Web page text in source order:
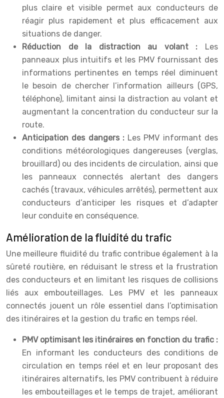
plus claire et visible permet aux conducteurs de
réagir plus rapidement et plus efficacement aux
situations de danger.
Réduction de la distraction au volant : Les
panneaux plus intuitifs et les PMV fournissant des
informations pertinentes en temps réel diminuent
le besoin de chercher l’information ailleurs (GPS,
téléphone), limitant ainsi la distraction au volant et
augmentant la concentration du conducteur sur la
route.
Anticipation des dangers : Les PMV informant des
conditions météorologiques dangereuses (verglas,
brouillard) ou des incidents de circulation, ainsi que
les panneaux connectés alertant des dangers
cachés (travaux, véhicules arrêtés), permettent aux
conducteurs d’anticiper les risques et d’adapter
leur conduite en conséquence.
Amélioration de la fluidité du trafic
Une meilleure fluidité du trafic contribue également à la
sûreté routière, en réduisant le stress et la frustration
des conducteurs et en limitant les risques de collisions
liés aux embouteillages. Les PMV et les panneaux
connectés jouent un rôle essentiel dans l’optimisation
des itinéraires et la gestion du trafic en temps réel.
PMV optimisant les itinéraires en fonction du trafic :
En informant les conducteurs des conditions de
circulation en temps réel et en leur proposant des
itinéraires alternatifs, les PMV contribuent à réduire
les embouteillages et le temps de trajet, améliorant